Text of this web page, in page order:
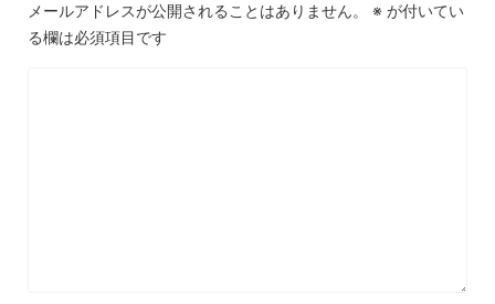
メールアドレスが公開されることはありません。 ※ が付いてい
る欄は必須項目です